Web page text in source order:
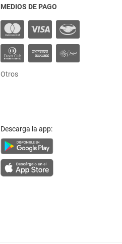
MEDIOS DE PAGO
Otros
Descarga la app: